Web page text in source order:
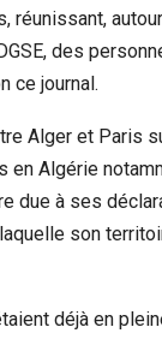
réunissant,
des
ce journal.
Alger et Paris
en Algérie
due à ses
son
déjà en